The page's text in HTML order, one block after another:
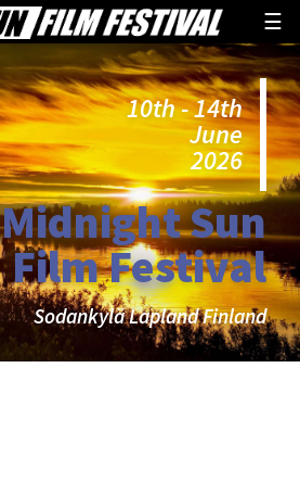
☰
10th - 14th
June
2026
Midnight Sun
Film Festival
Sodankylä Lapland Finland